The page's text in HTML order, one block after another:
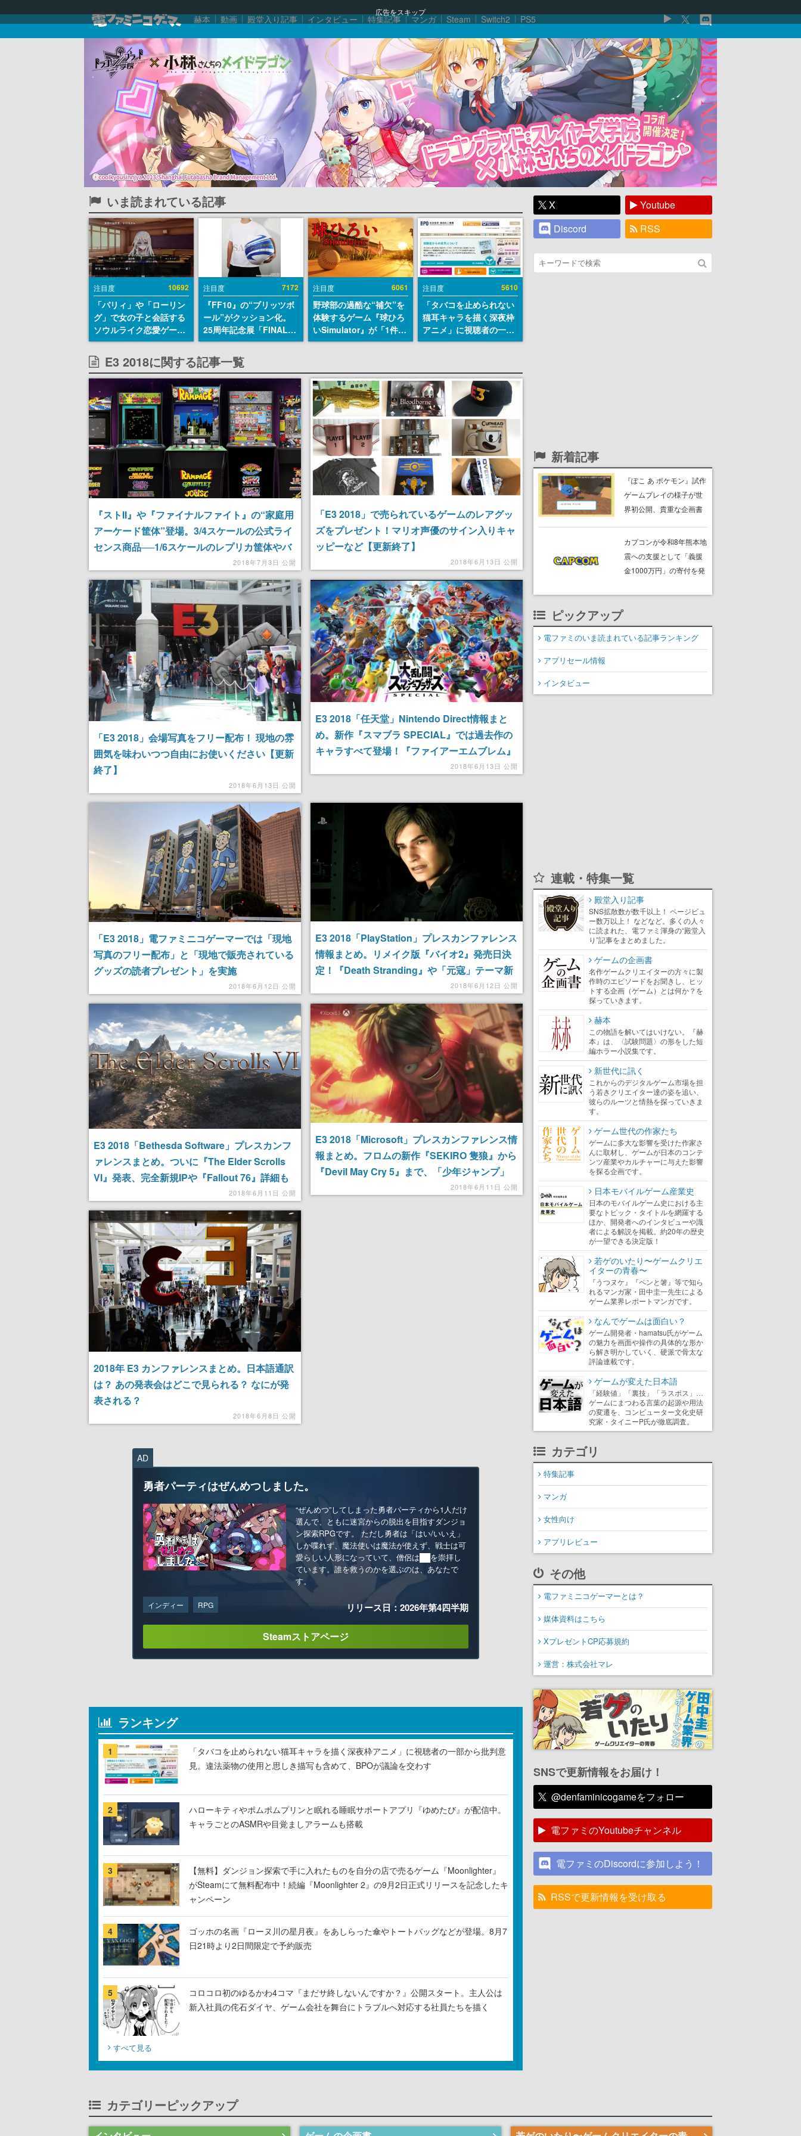
広告をスキップ
赫本 動画 殿堂入り記事 インタビュー 特集記事 マンガ Steam Switch2 PS5
いま読まれている記事
注目度 10692
「パリィ」や「ローリン
グ」で女の子と会話する
ソウルライク恋愛ゲーム
『小早川さんはソウルラ
イク』無料公開。返事に
失敗すると「YOU
DIED」
注目度 7172
『FF10』の“ブリッツボ
ール”がクッション化。
25周年記念展「FINAL
FANTASY X MUSEUM-
幻光の記憶-」のグッズ情
報が一部公開
注目度 6061
野球部の過酷な“補欠”を
体験するゲーム『球ひろ
いSimulator』が「1件」
のウィッシュリストをも
ダム・カム』開発元やチ
ェコのプロ野球選手から
称賛の声
注目度 5610
「タバコを止められない
猫耳キャラを描く深夜枠
アニメ」に視聴者の一部
から批判意見。違法薬物
す
E3 2018に関する記事一覧
『ストII』や『ファイナルファイト』の“家庭用
アーケード筐体”登場。3/4スケールの公式ライ
センス商品──1/6スケールのレプリカ筐体やバ
ンナム作品が20タイトル遊べるミニ筐体も
2018年7月3日 公開
「E3 2018」で売られているゲームのレアグッ
ズをプレゼント！マリオ声優のサイン入りキャ
ッピーなど【更新終了】
2018年6月13日 公開
「E3 2018」会場写真をフリー配布！ 現地の雰
囲気を味わいつつ自由にお使いください【更新
終了】
2018年6月13日 公開
E3 2018「任天堂」Nintendo Direct情報まと
め。新作『スマブラ SPECIAL』では過去作の
キャラすべて登場！『ファイアーエムブレム』
2018年6月13日 公開
「E3 2018」電ファミニコゲーマーでは「現地
写真のフリー配布」と「現地で販売されている
グッズの読者プレゼント」を実施
2018年6月12日 公開
E3 2018「PlayStation」プレスカンファレンス
情報まとめ。リメイク版『バイオ2』発売日決
定！『Death Stranding』や「元寇」テーマ新
2018年6月12日 公開
E3 2018「Bethesda Software」プレスカンフ
ァレンスまとめ。ついに『The Elder Scrolls
VI』発表、完全新規IPや『Fallout 76』詳細も
2018年6月11日 公開
E3 2018「Microsoft」プレスカンファレンス情
報まとめ。フロムの新作『SEKIRO 隻狼』から
『Devil May Cry 5』まで、「少年ジャンプ」
2018年6月11日 公開
2018年 E3 カンファレンスまとめ。日本語通訳
は？ あの発表会はどこで見られる？ なにが発
表される？
2018年6月8日 公開
AD
勇者パーティはぜんめつしました。
“ぜんめつ”してしまった勇者パーティから1人だけ
選んで、ともに迷宮からの脱出を目指すダンジョ
ン探索RPGです。 ただし勇者は「はい/いいえ」
しか喋れず、魔法使いは魔法が使えず、戦士は可
愛らしい人形になっていて、僧侶は██を崇拝し
ています。誰を救うのかを選ぶのは、あなたで
す。
インディー RPG リリース日：2026年第4四半期
Steamストアページ
ランキング
1
「タバコを止められない猫耳キャラを描く深夜枠アニメ」に視聴者の一部から批判意
見。違法薬物の使用と思しき描写も含めて、BPOが議論を交わす
2
ハローキティやポムポムプリンと眠れる睡眠サポートアプリ『ゆめたび』が配信中。
キャラごとのASMRや目覚ましアラームも搭載
3
【無料】ダンジョン探索で手に入れたものを自分の店で売るゲーム『Moonlighter』
がSteamにて無料配布中！続編『Moonlighter 2』の9月2日正式リリースを記念したキ
ャンペーン
4
ゴッホの名画『ローヌ川の星月夜』をあしらった傘やトートバッグなどが登場。8月7
日21時より2日間限定で予約販売
5
コロコロ初のゆるかわ4コマ『まだサ終しないんですか？』公開スタート。主人公は
新入社員の侘石ダイヤ、ゲーム会社を舞台にトラブルへ対応する社員たちを描く
すべて見る
X
Youtube
Discord
RSS
新着記事
『ぽこ あ ポケモン』試作
ゲームプレイの様子が世
界初公開、貴重な企画書
ームフリーク・大森滋氏
が開発秘話を語る動画が
ゲームフリーク公式
カプコンが令和8年熊本地
震への支援として「義援
金1000万円」の寄付を発
ピックアップ
電ファミのいま読まれている記事ランキング
アプリセール情報
インタビュー
連載・特集一覧
殿堂入り記事
SNS拡散数が数千以上！ ページビュ
ー数万以上！ などなど。多くの人々
に読まれた、電ファミ渾身の“殿堂入
り”記事をまとめました。
ゲームの企画書
名作ゲームクリエイターの方々に製
作時のエピソードをお聞きし、ヒッ
トする企画（ゲーム）とは何か？を
探っていきます。
赫本
この物語を解いてはいけない。『赫
本』は、〈試験問題〉の形をした短
編ホラー小説集です。
新世代に訊く
これからのデジタルゲーム市場を担
う若きクリエイター達の姿を追い、
彼らのルーツと情熱を探っていきま
す。
ゲーム世代の作家たち
ゲームに多大な影響を受けた作家さ
んに取材し、ゲームが日本のコンテ
ンツ産業やカルチャーに与えた影響
を探る企画です。
日本モバイルゲーム産業史
日本のモバイルゲーム史における主
要なトピック・タイトルを網羅する
ほか、開発者へのインタビューや識
者による解説を掲載。約20年の歴史
が一望できる決定版！
若ゲのいたり〜ゲームクリエ
イターの青春〜
『うつヌケ』『ペンと箸』等で知ら
れるマンガ家・田中圭一先生による
ゲーム業界レポートマンガです。
なんでゲームは面白い？
ゲーム開発者・hamatsu氏がゲーム
の魅力を画面や操作の具体的な形か
ら解き明かしていく、硬派で骨太な
評論連載です。
ゲームが変えた日本語
「経験値」「裏技」「ラスボス」…
ゲームにまつわる言葉の起源や用法
の変遷を、コンピューター文化史研
究家・タイニーP氏が徹底調査。
カテゴリ
特集記事
マンガ
女性向け
アプリレビュー
その他
電ファミニコゲーマーとは？
媒体資料はこちら
XプレゼントCP応募規約
運営：株式会社マレ
SNSで更新情報をお届け！
@denfaminicogameをフォロー
電ファミのYoutubeチャンネル
電ファミのDiscordに参加しよう！
RSSで更新情報を受け取る
カテゴリーピックアップ